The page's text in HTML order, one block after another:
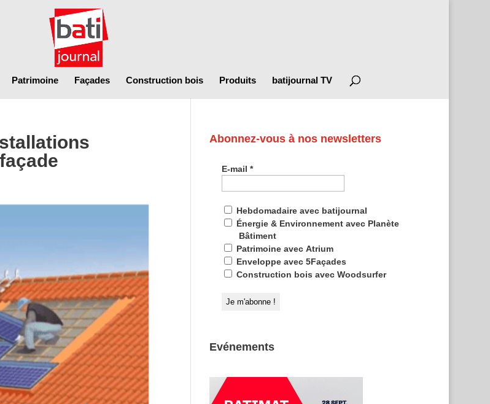
Patrimoine Façades Construction bois Produits batijournal TV
Abonnez-vous à nos newsletters
E-mail*
Hebdomadaire avec batijournal
Énergie & Environnement avec Planète
Bâtiment
Patrimoine avec Atrium
Enveloppe avec 5Façades
Construction bois avec Woodsurfer
Evénements